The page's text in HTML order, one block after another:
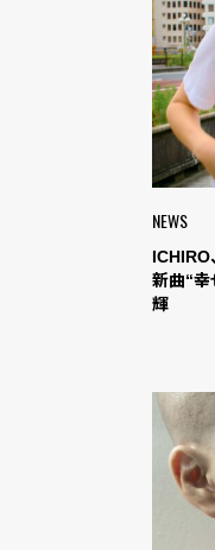
NEWS
新曲“
輝